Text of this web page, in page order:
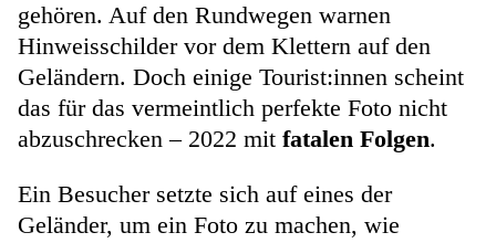
gehören. Auf den Rundwegen warnen
Hinweisschilder vor dem Klettern auf den
Geländern. Doch einige Tourist:innen scheint
das für das vermeintlich perfekte Foto nicht
abzuschrecken – 2022 mit fatalen Folgen.
Ein Besucher setzte sich auf eines der
Geländer, um ein Foto zu machen, wie